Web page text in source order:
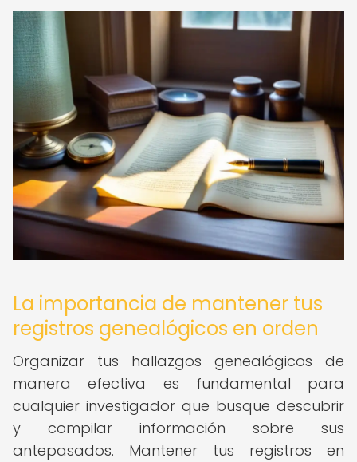
La importancia de mantener tus
registros genealógicos en orden
Organizar tus hallazgos genealógicos de
manera efectiva es fundamental para
cualquier investigador que busque descubrir
y compilar información sobre sus
antepasados. Mantener tus registros en